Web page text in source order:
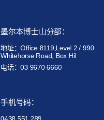
墨尔本博士山分部：
地址：Office 8119,Level 2 / 990
Whitehorse Road, Box Hil
电话：03 9670 6660
手机号码：